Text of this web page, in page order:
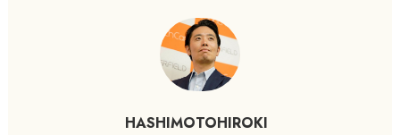
HASHIMOTOHIROKI